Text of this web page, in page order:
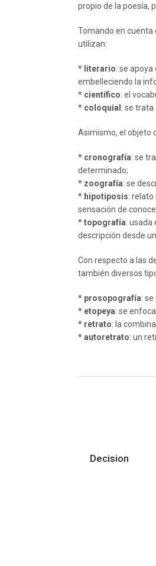
propio de la poesía,
Tomando en cuenta
utilizan:
* literario: se
embelleciendo la
* científico: el
* coloquial : se trata
Asimismo, el objeto
* cronografía: se
determinado;
* zoografía: se
* hipotiposis:
sensación de
* topografía: usada
descripción desde
Con respecto a las
también diversos
* prosopografía:
* etopeya: se
* retrato: la
* autoretrato: un
Decision